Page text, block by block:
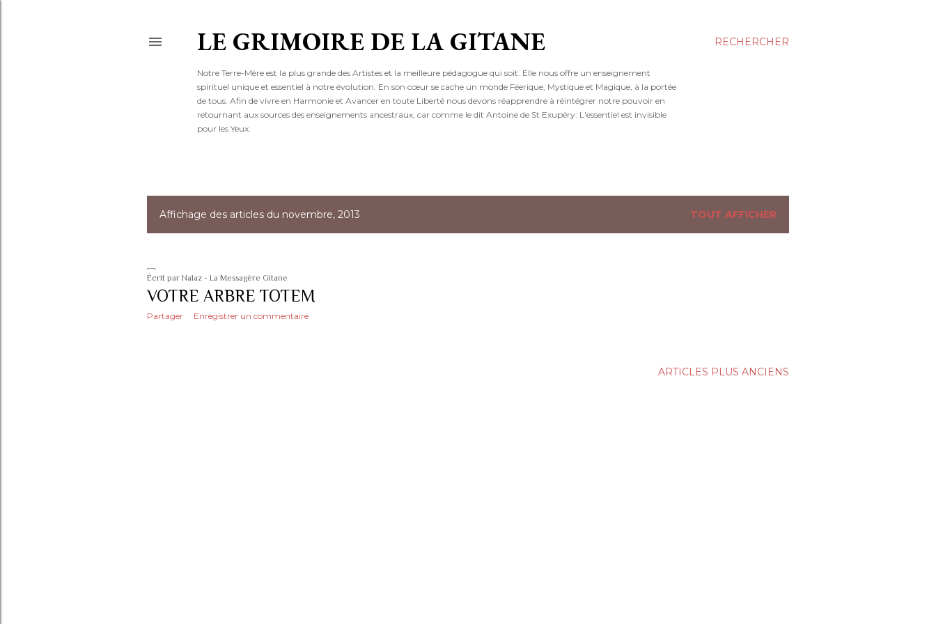
RECHERCHER
LE GRIMOIRE DE LA GITANE
Notre Terre-Mère est la plus grande des Artistes et la meilleure pédagogue qui soit. Elle nous offre un enseignement
spirituel unique et essentiel à notre évolution. En son cœur se cache un monde Féerique, Mystique et Magique, à la portée
de tous. Afin de vivre en Harmonie et Avancer en toute Liberté nous devons réapprendre à réintégrer notre pouvoir en
retournant aux sources des enseignements ancestraux, car comme le dit Antoine de St Exupéry: L'essentiel est invisible
pour les Yeux.
A
t
i
Affichage des articles du novembre, 2013 TOUT AFFICHER
Écrit par Nalaz - La Messagère Gitane
VOTRE ARBRE TOTEM
Partager Enregistrer un commentaire
ARTICLES PLUS ANCIENS